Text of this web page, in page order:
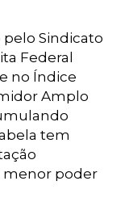
Sindicato
Federal
no Índice
Amplo
tem
menor poder